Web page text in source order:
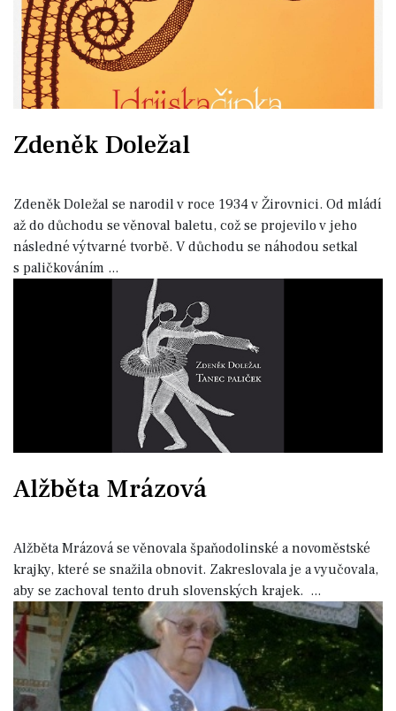
Zdeněk Doležal
Zdeněk Doležal se narodil v roce 1934 v Žirovnici. Od mládí
až do důchodu se věnoval baletu, což se projevilo v jeho
následné výtvarné tvorbě. V důchodu se náhodou setkal
s paličkováním ...
Alžběta Mrázová
Alžběta Mrázová se věnovala špaňodolinské a novoměstské
krajky, které se snažila obnovit. Zakreslovala je a vyučovala,
aby se zachoval tento druh slovenských krajek. ...